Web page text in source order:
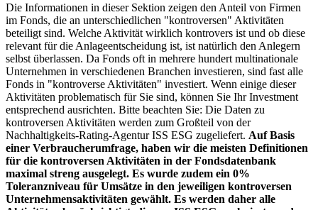
Die Informationen in dieser Sektion zeigen den Anteil von Firmen
im Fonds, die an unterschiedlichen "kontroversen" Aktivitäten
beteiligt sind. Welche Aktivität wirklich kontrovers ist und ob diese
relevant für die Anlageentscheidung ist, ist natürlich den Anlegern
selbst überlassen. Da Fonds oft in mehrere hundert multinationale
Unternehmen in verschiedenen Branchen investieren, sind fast alle
Fonds in "kontroverse Aktivitäten" investiert. Wenn einige dieser
Aktivitäten problematisch für Sie sind, können Sie Ihr Investment
entsprechend ausrichten. Bitte beachten Sie: Die Daten zu
kontroversen Aktivitäten werden zum Großteil von der
Nachhaltigkeits-Rating-Agentur ISS ESG zugeliefert. Auf Basis
einer Verbraucherumfrage, haben wir die meisten Definitionen
für die kontroversen Aktivitäten in der Fondsdatenbank
maximal streng ausgelegt. Es wurde zudem ein 0%
Toleranzniveau für Umsätze in den jeweiligen kontroversen
Unternehmensaktivitäten gewählt. Es werden daher alle